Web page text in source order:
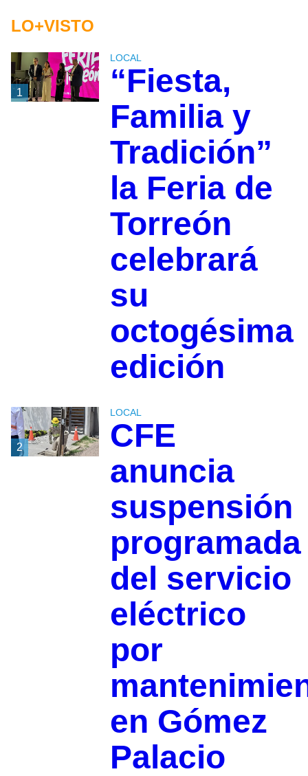
LO+VISTO
1
LOCAL
“Fiesta,
Familia y
Tradición”
la Feria de
Torreón
celebrará
su
octogésima
edición
2
LOCAL
CFE
anuncia
suspensión
programada
del servicio
eléctrico
por
en Gómez
Palacio